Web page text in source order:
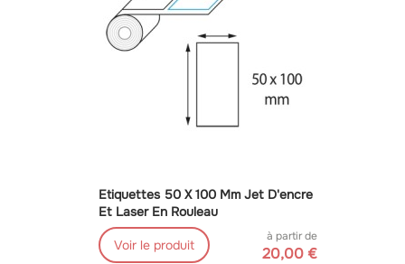
Etiquettes 50 X 100 Mm Jet D'encre
Et Laser En Rouleau
Voir le produit
à partir de
20,00 €